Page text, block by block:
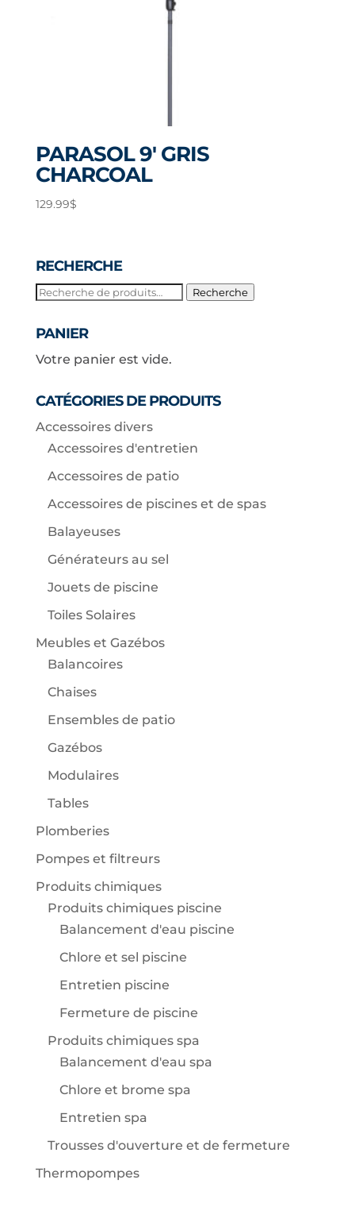
PARASOL 9′ GRIS
CHARCOAL
129.99$
RECHERCHE
Recherche
Recherche
PANIER
Votre panier est vide.
CATÉGORIES DE PRODUITS
Accessoires divers
Accessoires d'entretien
Accessoires de patio
Accessoires de piscines et de spas
Balayeuses
Générateurs au sel
Jouets de piscine
Toiles Solaires
Meubles et Gazébos
Balancoires
Chaises
Ensembles de patio
Gazébos
Modulaires
Tables
Plomberies
Pompes et filtreurs
Produits chimiques
Produits chimiques piscine
Balancement d'eau piscine
Chlore et sel piscine
Entretien piscine
Fermeture de piscine
Produits chimiques spa
Balancement d'eau spa
Chlore et brome spa
Entretien spa
Trousses d'ouverture et de fermeture
Thermopompes